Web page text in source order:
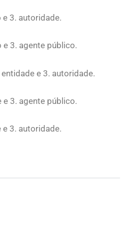
3. autoridade.
e 3. agente público.
e 3. autoridade.
3. agente público.
3. autoridade.